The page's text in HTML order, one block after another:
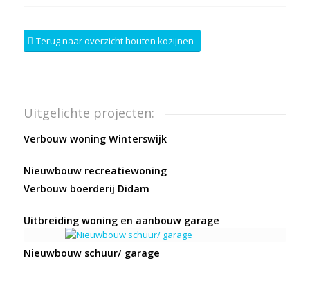
Terug naar overzicht houten kozijnen
Uitgelichte projecten:
Verbouw woning Winterswijk
Nieuwbouw recreatiewoning
Verbouw boerderij Didam
Uitbreiding woning en aanbouw garage
Nieuwbouw schuur/ garage